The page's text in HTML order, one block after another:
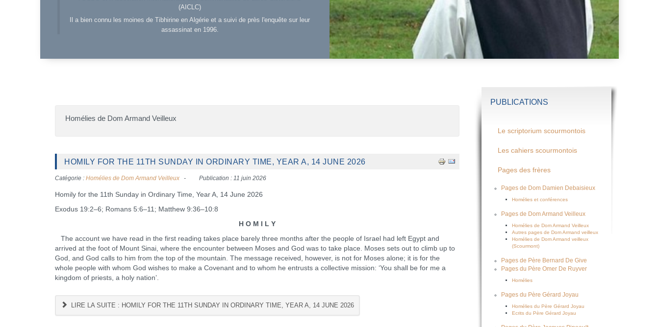
(AICLC)
Il a bien connu les moines de Tibhirine en Algérie et a suivi de près l'enquête sur leur
assassinat en 1996.
Homélies de Dom Armand Veilleux
HOMILY FOR THE 11TH SUNDAY IN ORDINARY TIME, YEAR A, 14 JUNE 2026
Catégorie : Homélies de Dom Armand Veilleux Publication : 11 juin 2026
Homily for the 11th Sunday in Ordinary Time, Year A, 14 June 2026
Exodus 19:2–6; Romans 5:6–11; Matthew 9:36–10:8
H O M I L Y
The account we have read in the first reading takes place barely three months after the people of Israel had left Egypt and
arrived at the foot of Mount Sinai, where the encounter between Moses and God was to take place. Moses sets out to climb up to
God, and God calls to him from the top of the mountain. The message received, however, is not for Moses alone; it is for the
whole people with whom God wishes to make a Covenant and to whom he entrusts a collective mission: ‘You shall be for me a
kingdom of priests, a holy nation’.
LIRE LA SUITE : HOMILY FOR THE 11TH SUNDAY IN ORDINARY TIME, YEAR A, 14 JUNE 2026
PUBLICATIONS
Le scriptorium scourmontois
Les cahiers scourmontois
Pages des frères
Pages de Dom Damien Debaisieux
Homélies et conférences
Pages de Dom Armand Veilleux
Homélies de Dom Armand Veilleux
Autres pages de Dom Armand veilleux
Homélies de Dom Armand veilleux
(Scourmont)
Pages de Père Bernard De Give
Pages du Père Omer De Ruyver
Homélies
Pages du Père Gérard Joyau
Homélies du Père Gérard Joyau
Ecrits du Père Gérard Joyau